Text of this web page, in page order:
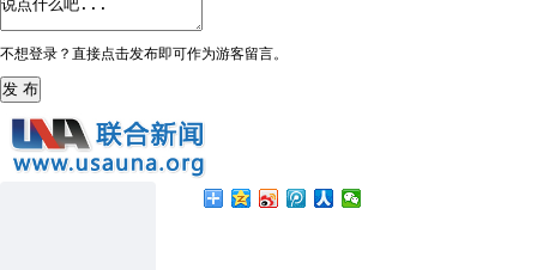
不想登录？直接点击发布即可作为游客留言。
发 布